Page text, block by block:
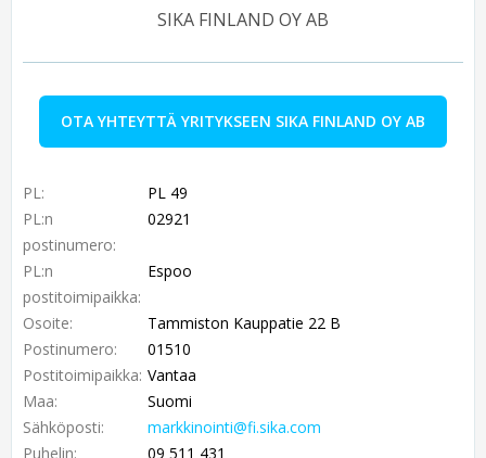
SIKA FINLAND OY AB
OTA YHTEYTTÄ YRITYKSEEN SIKA FINLAND OY AB
PL:
PL 49
PL:n
postinumero:
02921
PL:n
postitoimipaikka:
Espoo
Osoite:
Tammiston Kauppatie 22 B
Postinumero:
01510
Postitoimipaikka: Vantaa
Maa:
Suomi
Sähköposti:
markkinointi@fi.sika.com
Puhelin:
09 511 431